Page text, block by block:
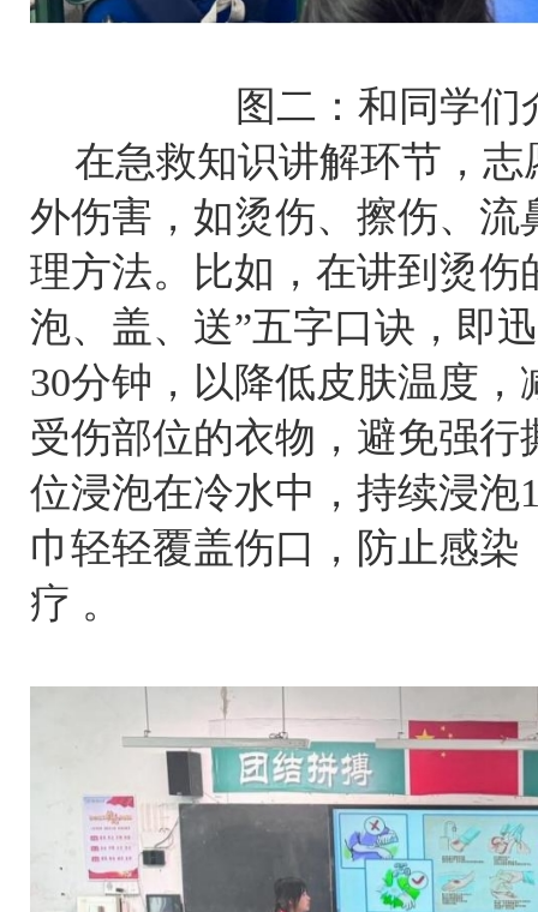
图二：和同学
在急救知识讲解环节，
外伤害，如烫伤、擦伤、
理方法。比如，在讲到烫
泡、盖、送”五字口诀，即
30分钟，以降低皮肤温度
受伤部位的衣物，避免强
位浸泡在冷水中，持续浸泡
巾轻轻覆盖伤口，防止感
疗 。